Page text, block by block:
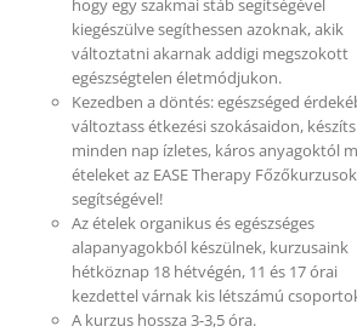
hogy egy szakmai stáb segítségével
kiegészülve segíthessen azoknak, akik
változtatni akarnak addigi megszokott
egészségtelen életmódjukon.
Kezedben a döntés: egészséged
változtass étkezési szokásaidon, készíts
minden nap ízletes, káros anyagoktól
ételeket az EASE Therapy Főzőkurzusok
segítségével!
Az ételek organikus és egészséges
alapanyagokból készülnek, kurzusaink
hétköznap 18 hétvégén, 11 és 17 órai
kezdettel várnak kis létszámú
A kurzus hossza 3-3,5 óra.